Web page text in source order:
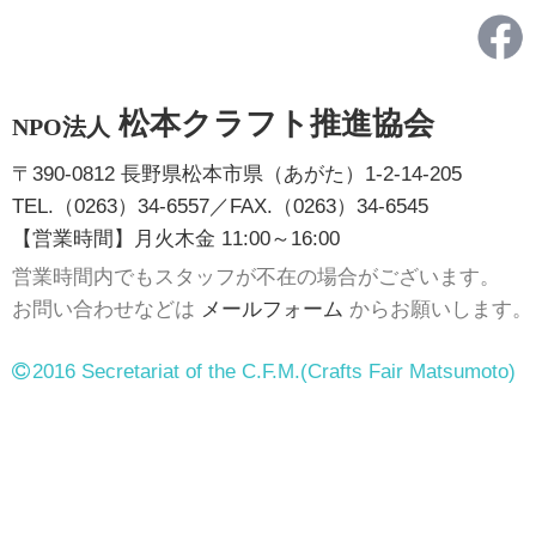
NPO法人 松本クラフト推進協会
〒390-0812 長野県松本市県（あがた）1-2-14-205
TEL.（0263）34-6557／FAX.（0263）34-6545
【営業時間】月火木金 11:00～16:00
営業時間内でもスタッフが不在の場合がございます。
お問い合わせなどは メールフォーム からお願いします。
2016 Secretariat of the C.F.M.(Crafts Fair Matsumoto)